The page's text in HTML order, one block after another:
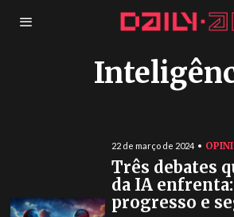
22 de março de 2024
Três debates
da IA
progresso e